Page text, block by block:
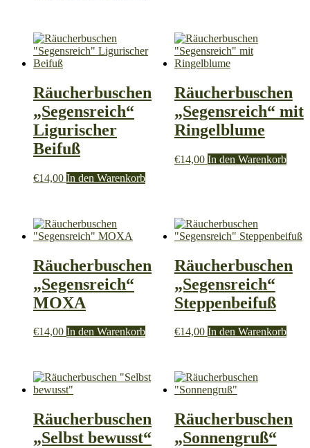
Räucherbuschen
„Segensreich“
Ligurischer
Beifuß
€14,00 In den Warenkorb
Räucherbuschen
„Segensreich“ mit
Ringelblume
€14,00 In den Warenkorb
Räucherbuschen
„Segensreich“
MOXA
€14,00 In den Warenkorb
Räucherbuschen
„Segensreich“
Steppenbeifuß
€14,00 In den Warenkorb
Räucherbuschen
„Selbst bewusst“
Räucherbuschen
„Sonnengruß“